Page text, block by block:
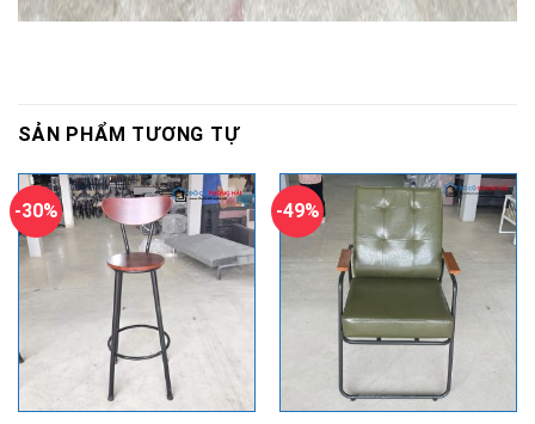
SẢN PHẨM TƯƠNG TỰ
-30% -49%